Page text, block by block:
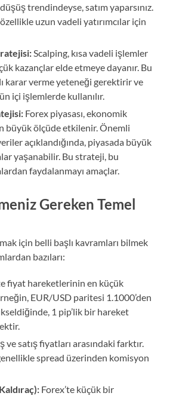
trendindeyse, satım yaparsınız.
uzun vadeli yatırımcılar için
Scalping, kısa vadeli işlemler
kazançlar elde etmeye dayanır. Bu
karar verme yeteneği gerektirir ve
içi işlemlerde kullanılır.
Forex piyasası, ekonomik
büyük ölçüde etkilenir. Önemli
açıklandığında, piyasada büyük
yaşanabilir. Bu strateji, bu
faydalanmayı amaçlar.
Gereken Temel
için belli başlı kavramları bilmek
bazıları:
fiyat hareketlerinin en küçük
EUR/USD paritesi 1.1000’den
1 pip’lik bir hareket
ve satış fiyatları arasındaki farktır.
spread üzerinden komisyon
Forex’te küçük bir